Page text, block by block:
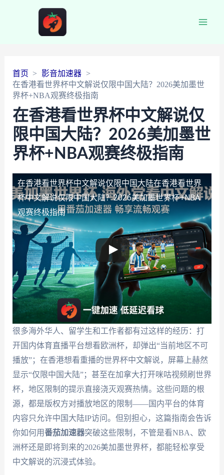
首页
影音加速器
在香港看世界杯中文解说仅限中国大陆？2026美加墨世
界杯+NBA观赛终极指南
在香港看世界杯中文解说仅
限中国大陆？2026美加墨世
界杯+NBA观赛终极指南
在香港看世界杯中文解说仅限中国大陆在香港看世界
杯中文解说仅限中国大陆？2026美加墨世界杯+NBA
观赛终极指南
很多海外华人、留学生和工作者都有过这样的经历：打
开国内体育直播平台想看欧洲杯，却弹出“当前地区不可
播放”；在香港想看重播的世界杯中文解说，屏幕上赫然
显示“仅限中国大陆”；甚至在加拿大打开咪咕视频刷世界
杯，地区限制的提示直接浇灭观赛热情。这些问题的根
源，都是版权方对播放地区的限制——国内平台的体育
内容只允许中国大陆IP访问。但别担心，这篇指南会告诉
你如何用番茄加速器突破这些限制，不管是看NBA、欧
洲杯还是即将到来的2026美加墨世界杯，都能轻松享受
中文解说的沉浸式体验。